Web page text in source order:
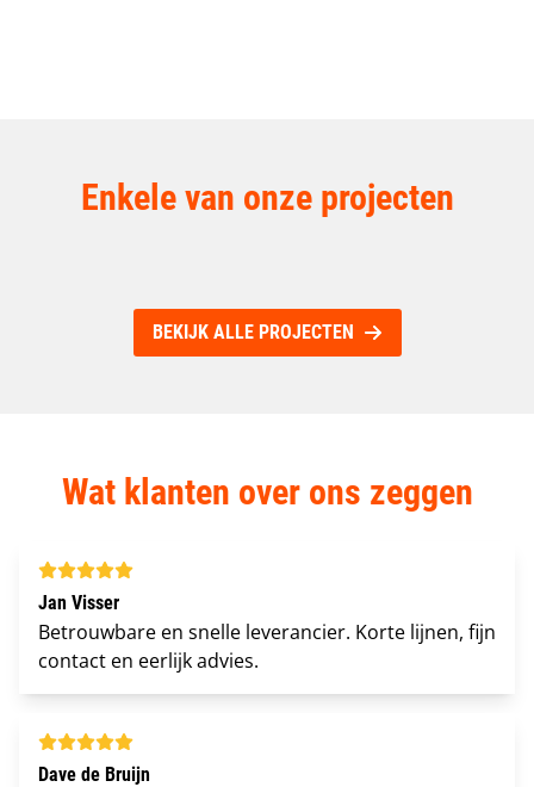
Enkele van onze projecten
REMONDIS SMART INFRA B.V.
BEKIJK ALLE PROJECTEN
Wat klanten over ons zeggen
Jan Visser
Betrouwbare en snelle leverancier. Korte lijnen, fijn
contact en eerlijk advies.
Dave de Bruijn